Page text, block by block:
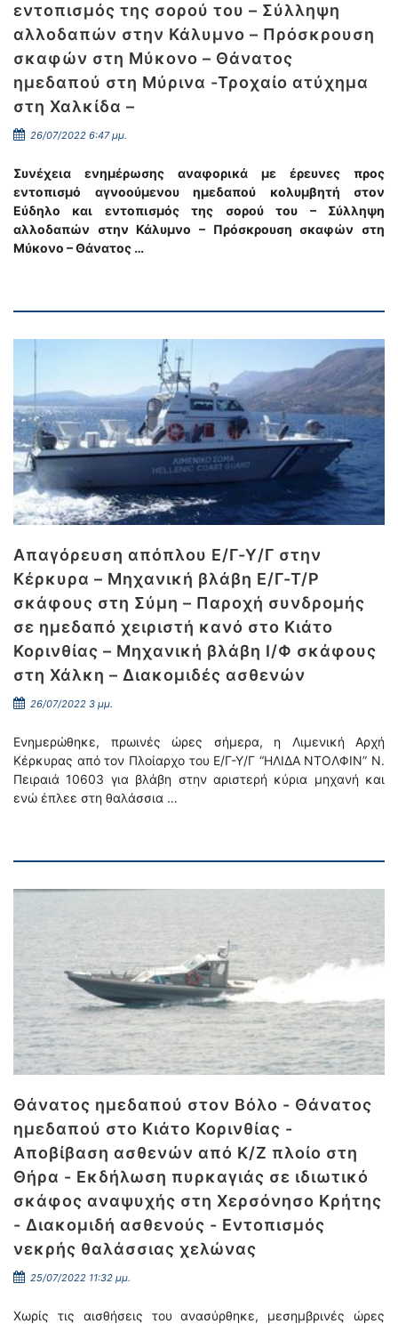
εντοπισμός της σορού του – Σύλληψη
αλλοδαπών στην Κάλυμνο – Πρόσκρουση
σκαφών στη Μύκονο – Θάνατος
ημεδαπού στη Μύρινα -Τροχαίο ατύχημα
στη Χαλκίδα –
26/07/2022 6:47 μμ.
Συνέχεια ενημέρωσης αναφορικά με έρευνες προς
εντοπισμό αγνοούμενου ημεδαπού κολυμβητή στον
Εύδηλο και εντοπισμός της σορού του – Σύλληψη
αλλοδαπών στην Κάλυμνο – Πρόσκρουση σκαφών στη
Μύκονο – Θάνατος …
Απαγόρευση απόπλου Ε/Γ-Υ/Γ στην
Κέρκυρα – Μηχανική βλάβη Ε/Γ-Τ/Ρ
σκάφους στη Σύμη – Παροχή συνδρομής
σε ημεδαπό χειριστή κανό στο Κιάτο
Κορινθίας – Μηχανική βλάβη Ι/Φ σκάφους
στη Χάλκη – Διακομιδές ασθενών
26/07/2022 3 μμ.
Ενημερώθηκε, πρωινές ώρες σήμερα, η Λιμενική Αρχή
Κέρκυρας από τον Πλοίαρχο του Ε/Γ-Υ/Γ “ΗΛΙΔΑ ΝΤΟΛΦΙΝ” Ν.
Πειραιά 10603 για βλάβη στην αριστερή κύρια μηχανή και
ενώ έπλεε στη θαλάσσια …
Θάνατος ημεδαπού στον Βόλο - Θάνατος
ημεδαπού στο Κιάτο Κορινθίας -
Αποβίβαση ασθενών από Κ/Ζ πλοίο στη
Θήρα - Εκδήλωση πυρκαγιάς σε ιδιωτικό
σκάφος αναψυχής στη Χερσόνησο Κρήτης
- Διακομιδή ασθενούς - Εντοπισμός
νεκρής θαλάσσιας χελώνας
25/07/2022 11:32 μμ.
Χωρίς τις αισθήσεις του ανασύρθηκε, μεσημβρινές ώρες